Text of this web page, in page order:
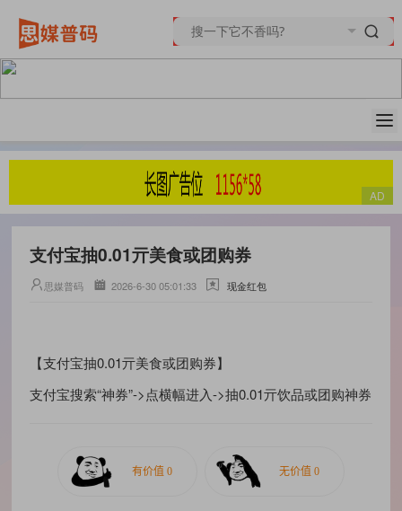
支付宝抽0.01亓美食或团购券
思媒普码 2026-6-30 05:01:33 现金红包
【支付宝抽0.01亓美食或团购券】
支付宝搜索“神券”->点横幅进入->抽0.01亓饮品或团购神券